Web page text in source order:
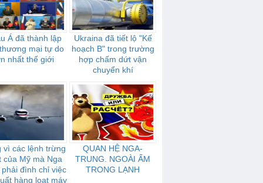
Á đã thành lập
mại tự do
nhất thế giới
Ukraina đã tiết lộ "Kế
hoạch B" trong trường
hợp chấm dứt vận
chuyển khí
vì các lệnh trừng
của Mỹ mà Nga
phải đình chỉ việc
hàng loạt máy
QUAN HỆ NGA-
TRUNG. NGOÀI ẤM
TRONG LẠNH